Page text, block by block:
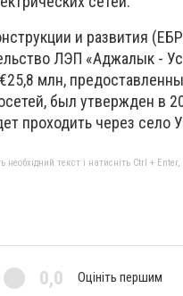
и развития
ЛЭП «Аджалык -
млн,
был утвержден в
проходить через село
текст і натисніть Ctrl +
0,0 Оцініть першим